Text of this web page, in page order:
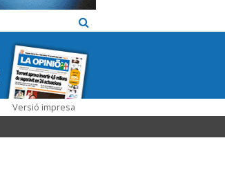
Versió impresa